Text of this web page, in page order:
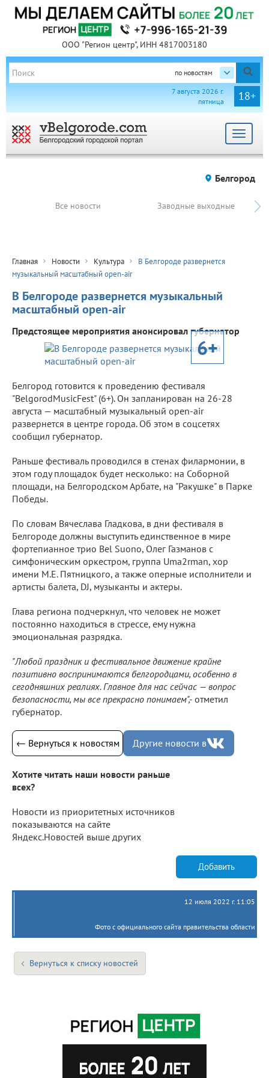
ООО "Регион центр", ИНН 4817003180
по новостям
18+
7 августа 2026 г.
пятница
Toggle
Белгород
Все новости Заводные выходные
Главная Новости Культура
В Белгороде развернется
музыкальный масштабный open-air
В Белгороде развернется музыкальный
масштабный open-air
Предстоящее мероприятия анонсировал губернатор
6+
Белгород готовится к проведению фестиваля
"BelgorodMusicFest" (6+). Он запланирован на 26-28
августа — масштабный музыкальный open-air
развернется в центре города. Об этом в соцсетях
сообщил губернатор.
Раньше фестиваль проводился в стенах филармонии, в
этом году площадок будет несколько: на Соборной
площади, на Белгородском Арбате, на "Ракушке" в Парке
Победы.
По словам Вячеслава Гладкова, в дни фестиваля в
Белгороде должны выступить единственное в мире
фортепианное трио Bel Suono, Олег Газманов с
симфоническим оркестром, группа Uma2rman, хор
имени М.Е. Пятницкого, а также оперные исполнители и
артисты балета, DJ, музыканты и актеры.
Глава региона подчеркнул, что человек не может
постоянно находиться в стрессе, ему нужна
эмоциональная разрядка.
"Любой праздник и фестивальное движение крайне
позитивно воспринимаются белгородцами, особенно в
сегодняшних реалиях. Главное для нас сейчас — вопрос
безопасности, мы все прекрасно понимаем",- отметил
губернатор.
← Вернуться к новостям Другие новости в
Хотите читать наши новости раньше
всех?
Новости из приоритетных источников
показываются на сайте
Яндекс.Новостей выше других
Добавить
12 июля 2022 г. 11:05
Фото с официального сайта правительства области
Вернуться к списку новостей